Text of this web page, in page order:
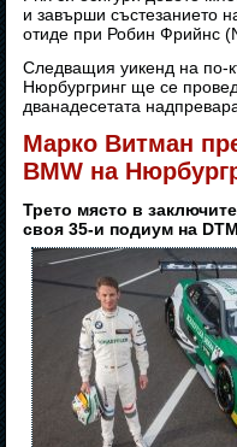
и завърши състезанието
отиде при Робин Фрийнс
Следващия уикенд на по-
Нюрбургринг ще се
дванадесетата
Марко Витман
BMW на
Трето място в
своя 35-и подиум на DTM